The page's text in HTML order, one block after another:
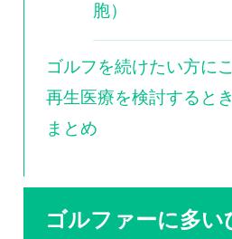
胞）
ゴルフを続けたい方に
再生医療を検討すると
まとめ
ゴルファーに多い